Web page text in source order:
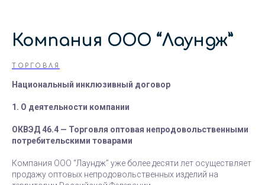
Компания ООО “Лаундж”
ТОРГОВЛЯ
Национальный инклюзивный договор
1. О деятельности компании
ОКВЭД 46.4 — Торговля оптовая непродовольственными
потребительскими товарами
Компания ООО “Лаундж” уже более десяти лет осуществляет
продажу оптовых непродовольственных изделий на